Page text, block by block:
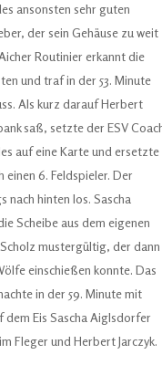
ansonsten sehr guten
der sein Gehäuse zu weit
Routinier erkannt die
und traf in der 53. Minute
Als kurz darauf Herbert
saß, setzte der ESV
auf eine Karte und ersetzte
einen 6. Feldspieler. Der
nach hinten los. Sascha
Scheibe aus dem eigenen
mustergültig, der dann
einschießen konnte. Das
in der 59. Minute mit
dem Eis Sascha Aiglsdorfer
Fleger und Herbert Jarczyk.